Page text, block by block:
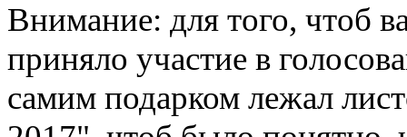
Внимание: для того, чтоб
приняло участие в
самим подарком лежал